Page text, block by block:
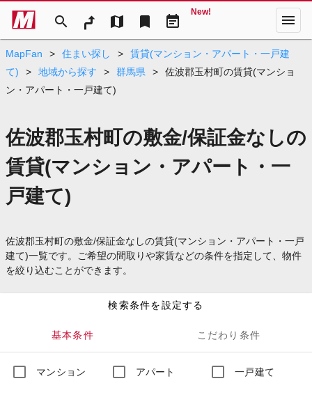
search map bookmark event_note
New! menu
MapFan > 住まい探し >
賃貸(マンション・アパート・一戸建
て)
> 地域から探す > 群馬県 >
佐波郡玉村町の賃貸(マンショ
ン・アパート・一戸建て)
佐波郡玉村町の敷金/保証金なしの
賃貸(マンション・アパート・一
戸建て)
佐波郡玉村町の敷金/保証金なしの賃貸(マンション・アパート・一戸
建て)一覧です。ご希望の間取りや家賃などの条件を指定して、物件
を絞り込むことができます。
検索条件を設定する
基本条件 こだわり条件
マンション アパート 一戸建て